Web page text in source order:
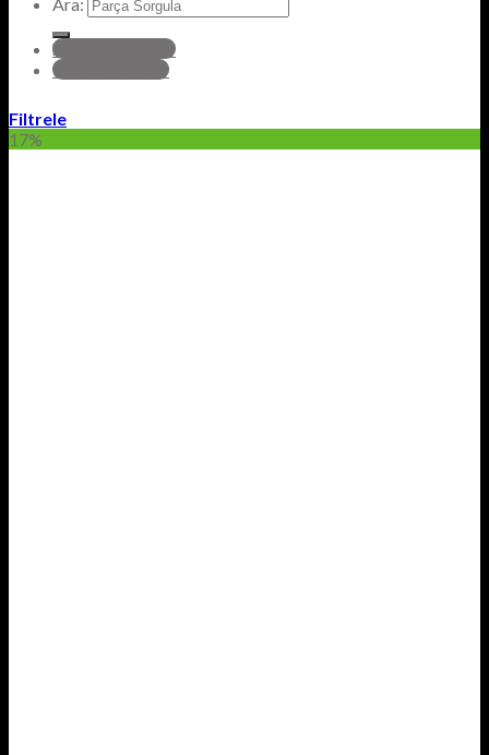
hyundai Parçalar
Honda Parçalar
Filtrele
17%